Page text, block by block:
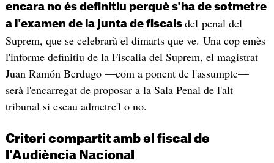
encara no és definitiu perquè s'ha de sotmetre
a l'examen de la junta de fiscals del penal del
Suprem, que se celebrarà el dimarts que ve. Una cop emès
l'informe definitiu de la Fiscalia del Suprem, el magistrat
Juan Ramón Berdugo —com a ponent de l'assumpte—
serà l'encarregat de proposar a la Sala Penal de l'alt
tribunal si escau admetre'l o no.
Criteri compartit amb el fiscal de
l'Audiència Nacional